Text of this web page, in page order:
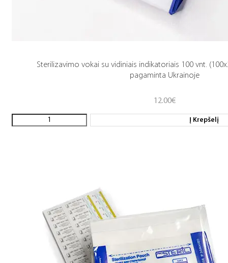
Sterilizavimo vokai su vidiniais indikatoriais 100 vnt.
pagaminta Ukrainoje
12.00€
Į Krepšelį